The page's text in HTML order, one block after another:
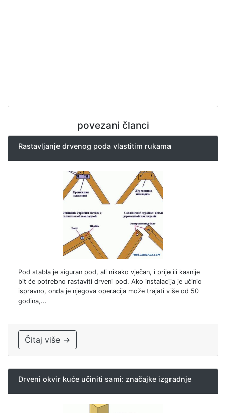
povezani članci
Rastavljanje drvenog poda vlastitim rukama
Pod stabla je siguran pod, ali nikako vječan, i prije ili kasnije
bit će potrebno rastaviti drveni pod. Ako instalacija je učinio
ispravno, onda je njegova operacija može trajati više od 50
godina,...
Čitaj više →
Drveni okvir kuće učiniti sami: značajke izgradnje